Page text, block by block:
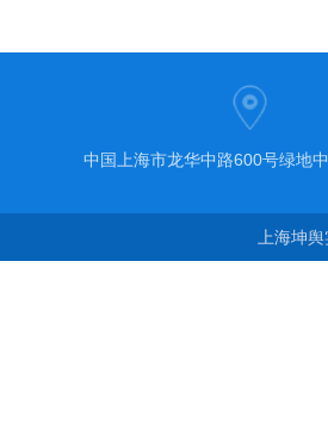
中国上海市龙华中路600号绿地
上海坤